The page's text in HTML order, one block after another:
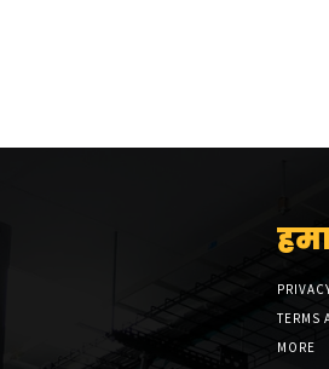
TERMS
MORE